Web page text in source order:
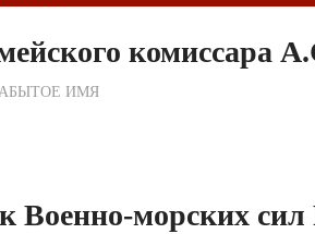
комиссара
по Редакции
ИМЯ
Военно-морских